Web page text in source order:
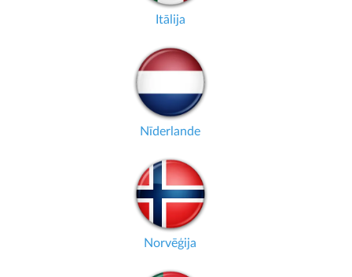
Itālija
Nīderlande
Norvēģija